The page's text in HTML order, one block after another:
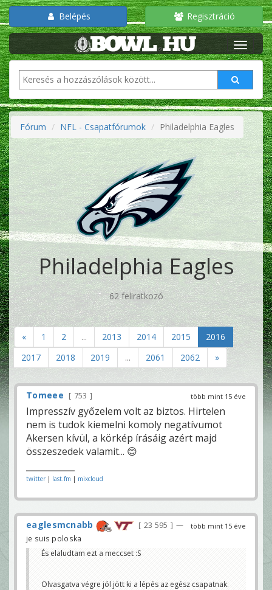
Belépés Regisztráció
Fórum NFL - Csapatfórumok Philadelphia Eagles
Philadelphia Eagles
62 feliratkozó
« 1 2 ... 2013 2014 2015
2016
2017
2018 2019 ... 2061 2062 »
több mint 15 éve
Tomeee 753
Impresszív győzelem volt az biztos. Hirtelen
nem is tudok kiemelni komoly negatívumot
Akersen kívül, a körkép írásáig azért majd
összeszedek valamit... 😊
twitter | last.fm | mixcloud
több mint 15 éve
eaglesmcnabb 23 595
—
je suis poloska
És elaludtam ezt a meccset :S
Olvasgatva végre jól jött ki a lépés az egész csapatnak.